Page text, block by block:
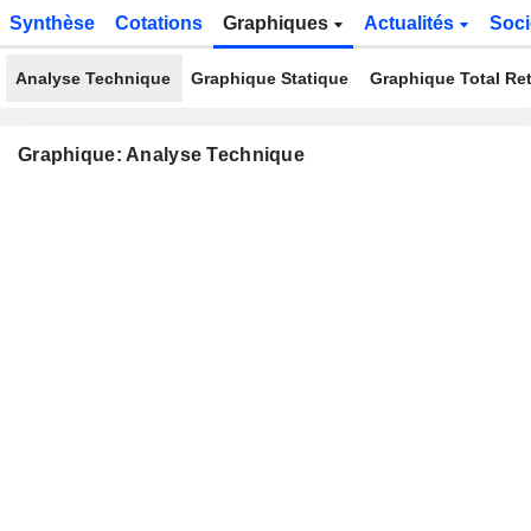
Synthèse Cotations Graphiques Actualités
Analyse Technique Graphique Statique Graphique Total
Graphique: Analyse Technique